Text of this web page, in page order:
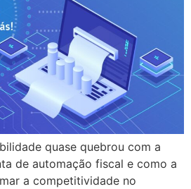
quase quebrou com a
de automação fiscal e como a
a competitividade no